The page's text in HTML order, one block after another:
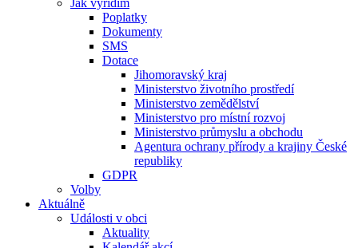
Jak vyřídím
Poplatky
Dokumenty
SMS
Dotace
Jihomoravský kraj
Ministerstvo životního prostředí
Ministerstvo zemědělství
Ministerstvo pro místní rozvoj
Ministerstvo průmyslu a obchodu
Agentura ochrany přírody a krajiny České
republiky
GDPR
Volby
Aktuálně
Události v obci
Aktuality